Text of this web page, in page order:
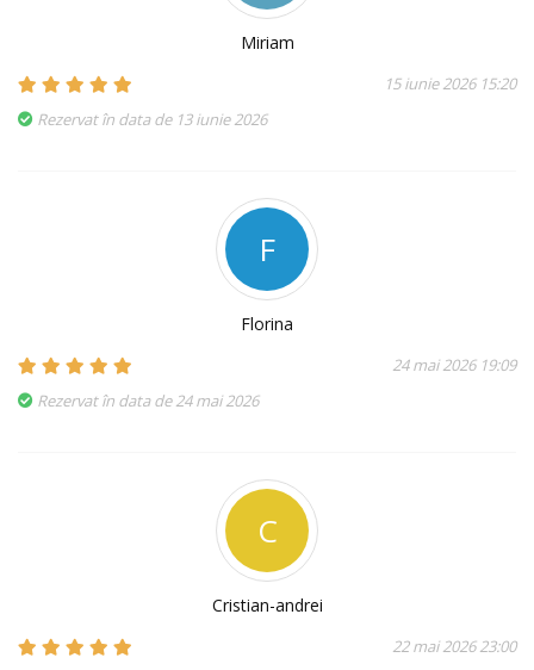
Miriam
15 iunie 2026 15:20
Rezervat în data de 13 iunie 2026
F
Florina
24 mai 2026 19:09
Rezervat în data de 24 mai 2026
C
Cristian-andrei
22 mai 2026 23:00